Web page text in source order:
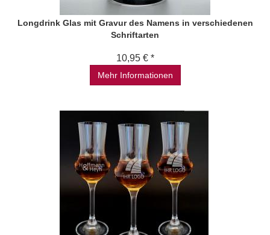
Longdrink Glas mit Gravur des Namens in verschiedenen
Schriftarten
10,95 € *
Mehr Informationen